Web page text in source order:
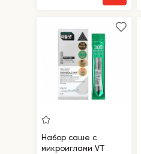
Набор саше с
микроиглами VT